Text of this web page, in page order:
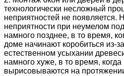
технологически несложный
неприятностей не появляется.
неприятности при неумелом
намного позднее, в то время,
доме начинают коробиться из-
естественном усыхании
намного хуже, в то время, когда
вырисовываются на